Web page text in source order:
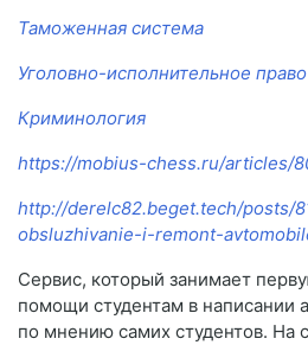
Таможенная система
Уголовно-исполнительное право
Криминология
https://mobius-chess.ru/articles/
http://derelc82.beget.tech/posts/
obsluzhivanie-i-remont-
Сервис, который занимает
помощи студентам в написании
по мнению самих студентов. На